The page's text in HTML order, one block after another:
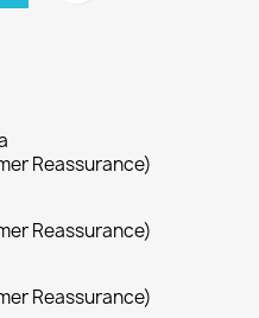
Reassurance)
Reassurance)
Reassurance)